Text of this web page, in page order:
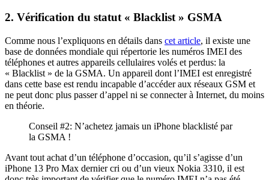
2. Vérification du statut « Blacklist » GSMA
Comme nous l’expliquons en détails dans cet article, il existe une
base de données mondiale qui répertorie les numéros IMEI des
téléphones et autres appareils cellulaires volés et perdus: la
« Blacklist » de la GSMA. Un appareil dont l’IMEI est enregistré
dans cette base est rendu incapable d’accéder aux réseaux GSM et
ne peut donc plus passer d’appel ni se connecter à Internet, du moins
en théorie.
Conseil #2: N’achetez jamais un iPhone blacklisté par
la GSMA !
Avant tout achat d’un téléphone d’occasion, qu’il s’agisse d’un
iPhone 13 Pro Max dernier cri ou d’un vieux Nokia 3310, il est